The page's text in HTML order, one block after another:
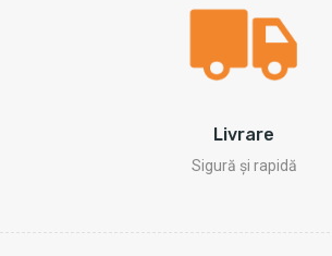
Livrare
Sigură și rapidă